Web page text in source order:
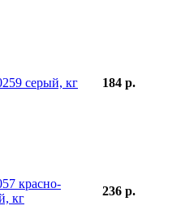
серый, кг 184 р.
красно-
кг
236 р.